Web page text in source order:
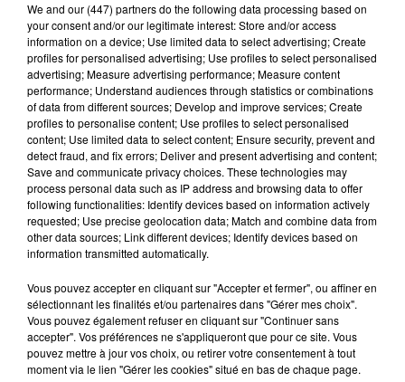
Lecture (2 min 14 sec)
100%
Les infos du Comminges du 13/06/2026 à 19h00
13 juin 2026 - 2 min 14 sec
LES INFOS DU COMMINGES DU 13/06/2026 À
19H00
We and our (447) partnersdo the following data processing based on
your consent and/or our legitimate interest: Store and/or access
information on a device; Use limited data to select advertising; Create
profiles for personalised advertising; Use profiles to select personalised
advertising; Measure advertising performance; Measure content
performance; Understand audiences through statistics or combinations
of data from different sources; Develop and improve services; Create
profiles to personalise content; Use profiles to select personalised
content; Use limited data to select content; Ensure security, prevent and
detect fraud, and fix errors; Deliver and present advertising and content;
Save and communicate privacy choices. These technologies may
process personal data such as IP address and browsing data to offer
following functionalities: Identify devices based on information actively
requested; Use precise geolocation data; Match and combine data from
other data sources; Link different devices; Identify devices based on
information transmitted automatically.
Vous pouvez accepter en cliquant sur "Accepter et fermer", ou affiner en
sélectionnant les finalités et/ou partenaires dans "Gérer mes choix".
Vous pouvez également refuser en cliquant sur "Continuer sans
accepter". Vos préférences ne s'appliqueront que pour ce site. Vous
pouvez mettre à jour vos choix, ou retirer votre consentement à tout
moment via le lien "Gérer les cookies" situé en bas de chaque page.